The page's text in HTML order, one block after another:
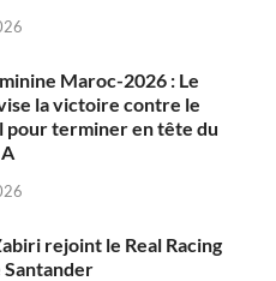
Maroc-2026 : Le
la victoire contre le
pour terminer en tête du
rejoint le Real Racing
Santander